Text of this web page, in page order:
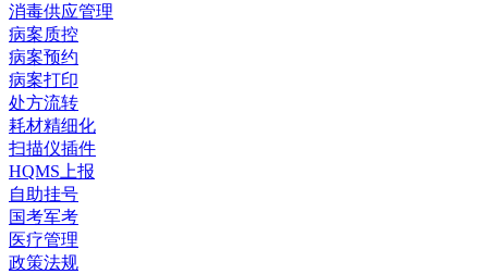
消毒供应管理
病案质控
病案预约
病案打印
处方流转
耗材精细化
扫描仪插件
HQMS上报
自助挂号
国考军考
医疗管理
政策法规